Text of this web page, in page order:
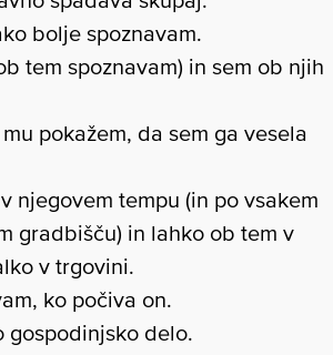
bolje spoznavam.
tem spoznavam) in sem ob njih
pokažem, da sem ga vesela
njegovem tempu (in po vsakem
gradbišču) in lahko ob tem v
v trgovini.
ko počiva on.
gospodinjsko delo.